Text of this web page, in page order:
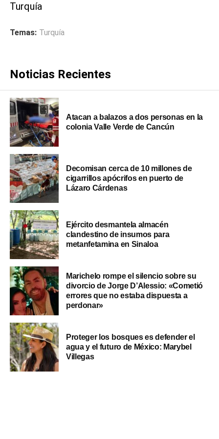
Turquía
Temas: Turquía
Noticias Recientes
Atacan a balazos a dos personas en la
colonia Valle Verde de Cancún
Decomisan cerca de 10 millones de
cigarrillos apócrifos en puerto de
Lázaro Cárdenas
Ejército desmantela almacén
clandestino de insumos para
metanfetamina en Sinaloa
Marichelo rompe el silencio sobre su
divorcio de Jorge D’Alessio: «Cometió
errores que no estaba dispuesta a
perdonar»
Proteger los bosques es defender el
agua y el futuro de México: Marybel
Villegas